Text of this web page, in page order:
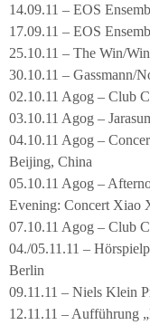
14.09.11 – EOS
17.09.11 – EOS
25.10.11 – The Win/
30.10.11 – Gassmann/
02.10.11 Agog – Club
03.10.11 Agog –
04.10.11 Agog –
Beijing, China
05.10.11 Agog –
Evening: Concert Xiao
07.10.11 Agog – Club
04./05.11.11 –
Berlin
09.11.11 – Niels Klein
12.11.11 – Aufführung